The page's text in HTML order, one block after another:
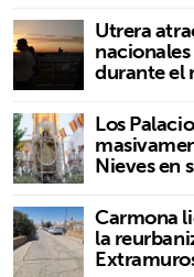
Utrera
durante el
Los
Nieves en
Carmona
la